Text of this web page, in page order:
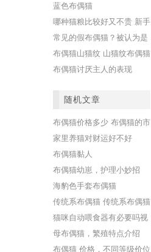
蓝色布偶猫
哪种猫粮比较好又不贵 新手
怎样为你的孩子选择爱吃的
食物
常见的假布偶猫？被认为是
布偶猫的其他猫品种
布偶猫山猫纹 山猫纹布偶猫
的独特外观
布偶猫讨厌主人的表现
随机文章
布偶猫价格多少 布偶猫的市
场价格范围
家里养猫对财运好不好
布偶猫黏人
布偶猫幼崽，护理小妙招
海豹色手套布​​偶猫
传统系布偶猫 传统系布偶猫
的特点
猫咪自动喂食器有必要吗视
频
母布偶猫，繁殖特点介绍
布偶猫 价格，不同等级价位